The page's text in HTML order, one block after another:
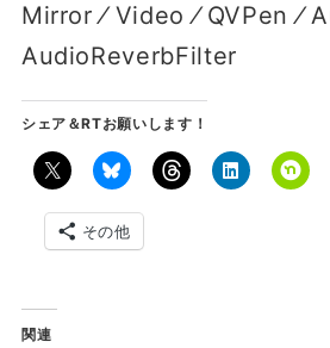
Mirror ⁄ Video ⁄ QVPen ⁄
AudioReverbFilter
シェア＆RTお願いします！
その他
関連